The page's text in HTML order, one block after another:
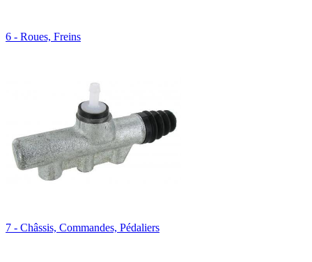
6 - Roues, Freins
7 - Châssis, Commandes, Pédaliers